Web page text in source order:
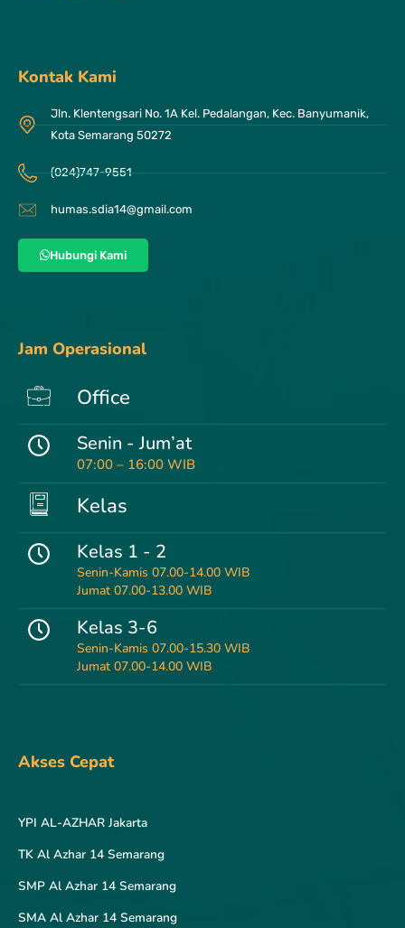
Kontak Kami
Jln. Klentengsari No. 1A Kel. Pedalangan, Kec. Banyumanik,
Kota Semarang 50272
(024)747-9551
humas.sdia14@gmail.com
Hubungi Kami
Jam Operasional
Office
Senin - Jum’at
07:00 – 16:00 WIB
Kelas
Kelas 1 - 2
Senin-Kamis 07.00-14.00 WIB
Jumat 07.00-13.00 WIB
Kelas 3-6
Senin-Kamis 07.00-15.30 WIB
Jumat 07.00-14.00 WIB
Akses Cepat
YPI AL-AZHAR Jakarta
TK Al Azhar 14 Semarang
SMP Al Azhar 14 Semarang
SMA Al Azhar 14 Semarang